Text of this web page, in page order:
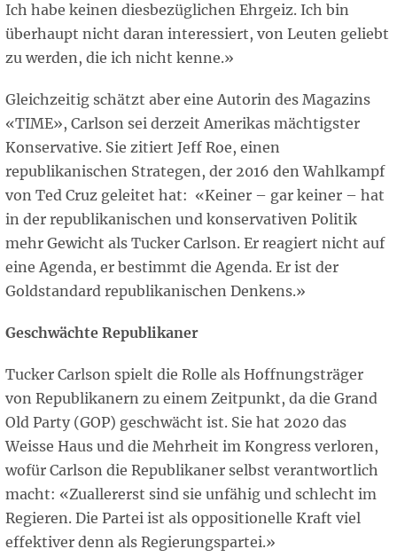
Ich habe keinen diesbezüglichen Ehrgeiz. Ich bin
überhaupt nicht daran interessiert, von Leuten geliebt
zu werden, die ich nicht kenne.»
Gleichzeitig schätzt aber eine Autorin des Magazins
«TIME», Carlson sei derzeit Amerikas mächtigster
Konservative. Sie zitiert Jeff Roe, einen
republikanischen Strategen, der 2016 den Wahlkampf
von Ted Cruz geleitet hat: «Keiner – gar keiner – hat
in der republikanischen und konservativen Politik
mehr Gewicht als Tucker Carlson. Er reagiert nicht auf
eine Agenda, er bestimmt die Agenda. Er ist der
Goldstandard republikanischen Denkens.»
Geschwächte Republikaner
Tucker Carlson spielt die Rolle als Hoffnungsträger
von Republikanern zu einem Zeitpunkt, da die Grand
Old Party (GOP) geschwächt ist. Sie hat 2020 das
Weisse Haus und die Mehrheit im Kongress verloren,
wofür Carlson die Republikaner selbst verantwortlich
macht: «Zuallererst sind sie unfähig und schlecht im
Regieren. Die Partei ist als oppositionelle Kraft viel
effektiver denn als Regierungspartei.»